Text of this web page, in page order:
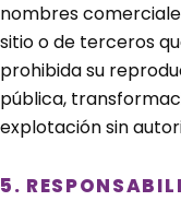
nombres
sitio o de terceros
prohibida su
pública,
explotación sin
5.